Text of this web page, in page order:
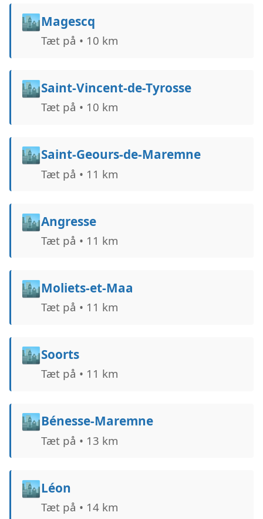
🏙️Magescq
Tæt på • 10 km
🏙️Saint-Vincent-de-Tyrosse
Tæt på • 10 km
🏙️Saint-Geours-de-Maremne
Tæt på • 11 km
🏙️Angresse
Tæt på • 11 km
🏙️Moliets-et-Maa
Tæt på • 11 km
🏙️Soorts
Tæt på • 11 km
🏙️Bénesse-Maremne
Tæt på • 13 km
🏙️Léon
Tæt på • 14 km